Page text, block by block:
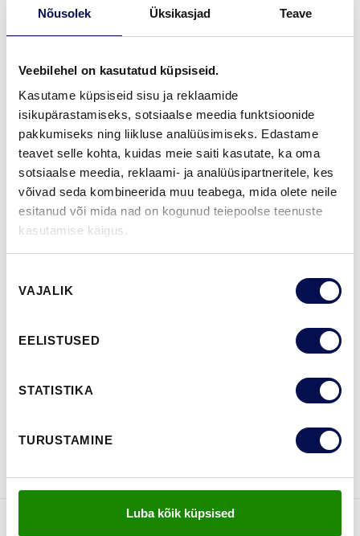
Nõusolek Üksikasjad Teave
Veebilehel on kasutatud küpsiseid.
Kasutame küpsiseid sisu ja reklaamide
isikupärastamiseks, sotsiaalse meedia funktsioonide
pakkumiseks ning liikluse analüüsimiseks. Edastame
teavet selle kohta, kuidas meie saiti kasutate, ka oma
sotsiaalse meedia, reklaami- ja analüüsipartneritele, kes
võivad seda kombineerida muu teabega, mida olete neile
esitanud või mida nad on kogunud teiepoolse teenuste
kasutamise käigus.
valik
VAJALIK
EELISTUSED
STATISTIKA
TURUSTAMINE
Luba kõik küpsised
GARANTII:
VIIMISTLUS (11)
NCS S0502-YNCS S0500-NNCS S3502-YNCS S7000-NNCS S9000-N
ROHKEM
BROŠÜÜRE
Võta meiega
ühendust